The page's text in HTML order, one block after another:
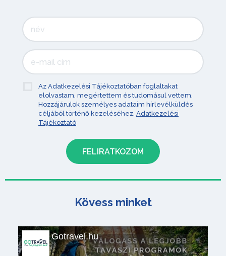
Az Adatkezelési Tájékoztatóban foglaltakat
elolvastam, megértettem és tudomásul vettem.
Hozzájárulok személyes adataim hírlevélküldés
céljából történő kezeléséhez. Adatkezelési
Tájékoztató
Kövess minket
Gotravel.hu